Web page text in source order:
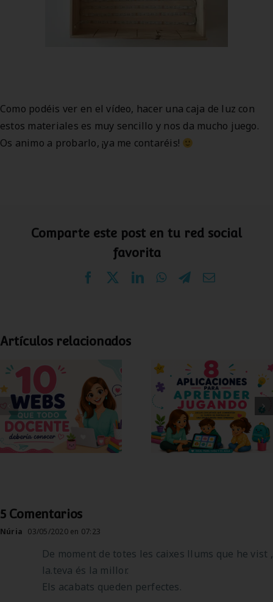
Como podéis ver en el vídeo, hacer una caja de luz con
estos materiales es muy sencillo y nos da mucho juego.
Os animo a probarlo, ¡ya me contaréis!
Comparte este post en tu red social
favorita
FacebookLinkedInWhatsApp
Telegram
Correo
Artículos relacionados
10 webs para
docentes que
deberías conocer
8 apps para
aprender jugando
5 Comentarios
Núria 03/05/2020 en 07:23
De moment de totes les caixes llums que he vist ,
la.teva és la millor.
Els acabats queden perfectes.